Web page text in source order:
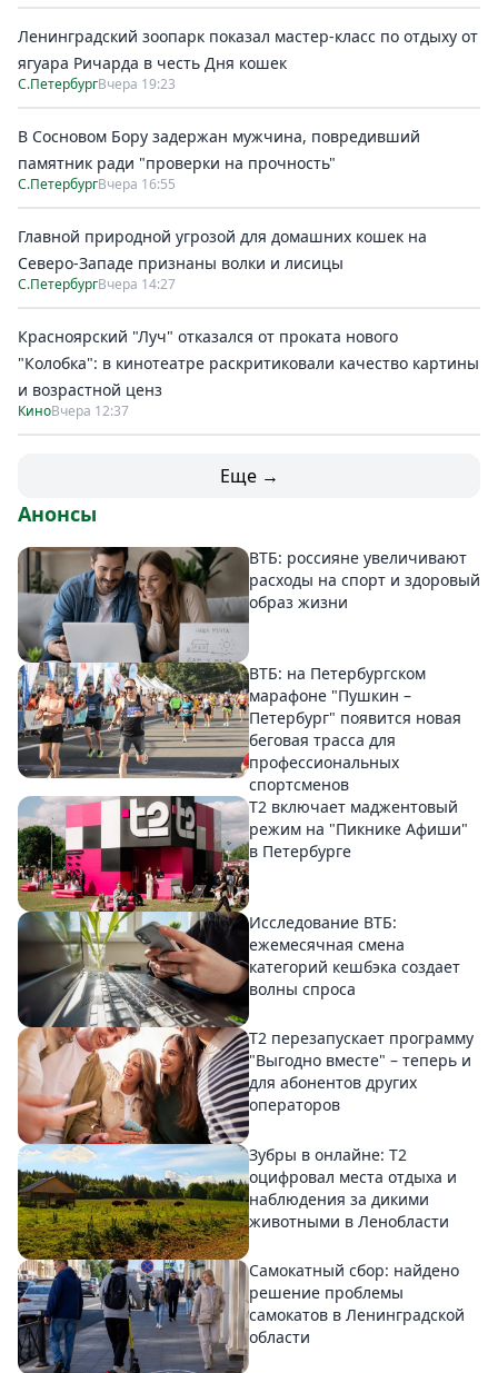
Ленинградский зоопарк показал мастер-класс по отдыху от
ягуара Ричарда в честь Дня кошек
С.ПетербургВчера 19:23
В Сосновом Бору задержан мужчина, повредивший
памятник ради "проверки на прочность"
С.ПетербургВчера 16:55
Главной природной угрозой для домашних кошек на
Северо-Западе признаны волки и лисицы
С.ПетербургВчера 14:27
Красноярский "Луч" отказался от проката нового
"Колобка": в кинотеатре раскритиковали качество картины
и возрастной ценз
КиноВчера 12:37
Еще →
Анонсы
ВТБ: россияне увеличивают
расходы на спорт и здоровый
образ жизни
ВТБ: на Петербургском
марафоне "Пушкин –
Петербург" появится новая
беговая трасса для
профессиональных
спортсменов
Т2 включает маджентовый
режим на "Пикнике Афиши"
в Петербурге
Исследование ВТБ:
ежемесячная смена
категорий кешбэка создает
волны спроса
Т2 перезапускает программу
"Выгодно вместе" – теперь и
для абонентов других
операторов
Зубры в онлайне: Т2
оцифровал места отдыха и
наблюдения за дикими
животными в Ленобласти
Самокатный сбор: найдено
решение проблемы
самокатов в Ленинградской
области